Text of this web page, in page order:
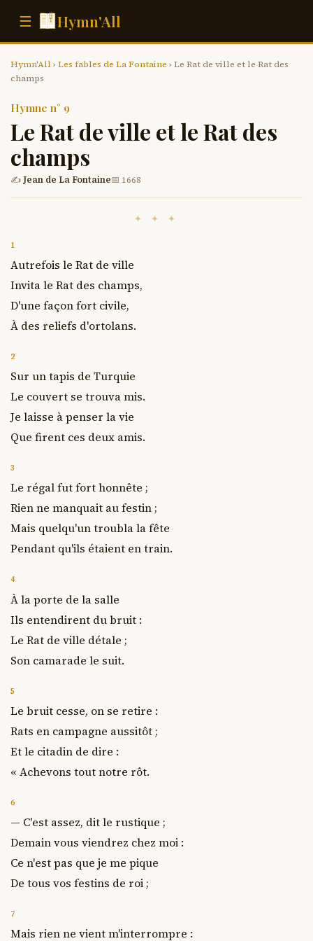
☰ Hymn'All
Hymn'All › Les fables de La Fontaine › Le Rat de ville et le Rat des
champs
Hymne n° 9
Le Rat de ville et le Rat des
champs
✍Jean de La Fontaine📅 1668
✦ ✦ ✦
1
Autrefois le Rat de ville
Invita le Rat des champs,
D'une façon fort civile,
À des reliefs d'ortolans.
2
Sur un tapis de Turquie
Le couvert se trouva mis.
Je laisse à penser la vie
Que firent ces deux amis.
3
Le régal fut fort honnête ;
Rien ne manquait au festin ;
Mais quelqu'un troubla la fête
Pendant qu'ils étaient en train.
4
À la porte de la salle
Ils entendirent du bruit :
Le Rat de ville détale ;
Son camarade le suit.
5
Le bruit cesse, on se retire :
Rats en campagne aussitôt ;
Et le citadin de dire :
« Achevons tout notre rôt.
6
— C'est assez, dit le rustique ;
Demain vous viendrez chez moi :
Ce n'est pas que je me pique
De tous vos festins de roi ;
7
Mais rien ne vient m'interrompre :